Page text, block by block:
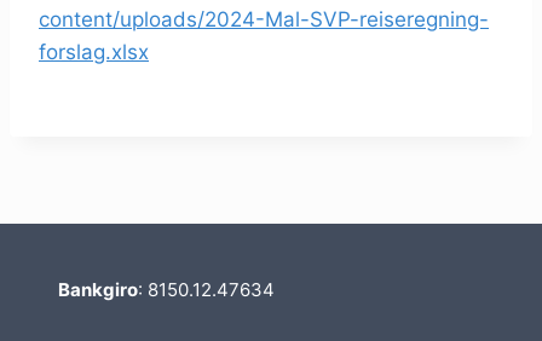
content/uploads/2024-Mal-SVP-reiseregning-
forslag.xlsx
Bankgiro: 8150.12.47634